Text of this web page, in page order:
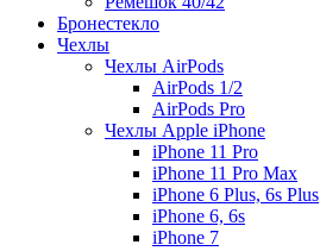
Бронестекло
Чехлы
Чехлы AirPods
AirPods 1/2
AirPods Pro
Чехлы Apple iPhone
iPhone 11 Pro
iPhone 11 Pro Max
iPhone 6 Plus, 6s Plus
iPhone 6, 6s
iPhone 7